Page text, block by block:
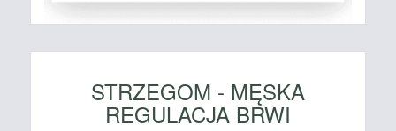
STRZEGOM - MĘSKA
REGULACJA BRWI